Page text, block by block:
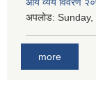
आय व्यय विवरण
अपलोड:
more